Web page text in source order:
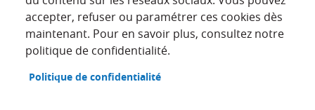
accepter, refuser ou paramétrer ces cookies dès
maintenant. Pour en savoir plus, consultez notre
politique de confidentialité.
Politique de confidentialité
Menu
Pied
page
ACCUEIL
PLAN DU SITE
CONTACT